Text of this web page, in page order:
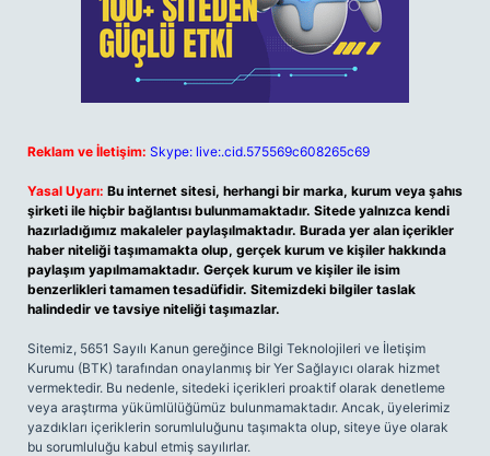
Reklam ve İletişim: Skype: live:.cid.575569c608265c69
Yasal Uyarı: Bu internet sitesi, herhangi bir marka, kurum veya şahıs
şirketi ile hiçbir bağlantısı bulunmamaktadır. Sitede yalnızca kendi
hazırladığımız makaleler paylaşılmaktadır. Burada yer alan içerikler
haber niteliği taşımamakta olup, gerçek kurum ve kişiler hakkında
paylaşım yapılmamaktadır. Gerçek kurum ve kişiler ile isim
benzerlikleri tamamen tesadüfidir. Sitemizdeki bilgiler taslak
halindedir ve tavsiye niteliği taşımazlar.
Sitemiz, 5651 Sayılı Kanun gereğince Bilgi Teknolojileri ve İletişim
Kurumu (BTK) tarafından onaylanmış bir Yer Sağlayıcı olarak hizmet
vermektedir. Bu nedenle, sitedeki içerikleri proaktif olarak denetleme
veya araştırma yükümlülüğümüz bulunmamaktadır. Ancak, üyelerimiz
yazdıkları içeriklerin sorumluluğunu taşımakta olup, siteye üye olarak
bu sorumluluğu kabul etmiş sayılırlar.